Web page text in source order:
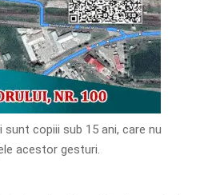
copiii sub 15 ani, care nu
acestor gesturi.